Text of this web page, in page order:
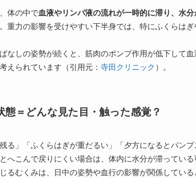
体の中で血液やリンパ液の流れが一時的に滞り、水
重力の影響を受けやすい下半身では、特にふくらは
なしの姿勢が続くと、筋肉のポンプ作用が低下して
えられています（引用元： 寺田クリニック ）。
態＝どんな見た目・触った感覚？
る」「ふくらはぎが重だるい」「夕方になるとパン
へこんで戻りにくい場合は、体内に水分が滞っている
るむくみは、日中の姿勢や血行の影響が関係してい